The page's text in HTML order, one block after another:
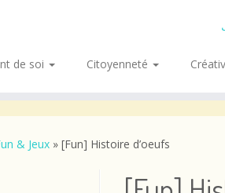
de soi Citoyenneté
& Jeux » [Fun] Histoire d’oeufs